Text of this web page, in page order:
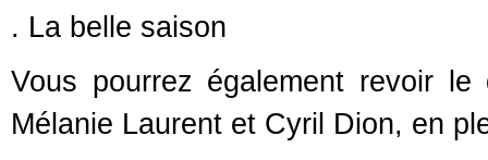
. La belle saison
Vous pourrez également revoir
Mélanie Laurent et Cyril Dion, en